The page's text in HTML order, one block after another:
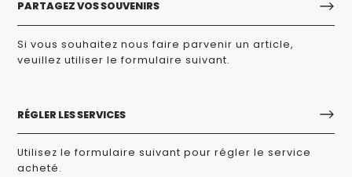
PARTAGEZ VOS SOUVENIRS
Si vous souhaitez nous faire parvenir un article,
veuillez utiliser le formulaire suivant.
RÉGLER LES SERVICES
Utilisez le formulaire suivant pour régler le service
acheté.